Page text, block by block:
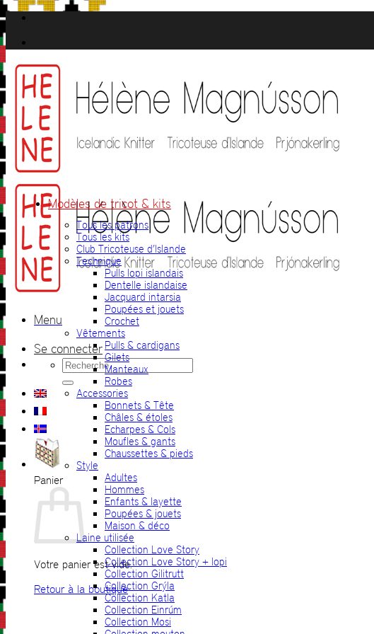
Passer
au
contenu
Menu
Se connecter
Recherche
pour :
Panier
Votre panier est vide.
Retour à la boutique
Modèles de tricot & kits
Tous les patrons
Tous les kits
Club Tricoteuse d’Islande
Technique
Pulls lopi islandais
Dentelle islandaise
Jacquard intarsia
Poupées et jouets
Crochet
Vêtements
Pulls & cardigans
Gilets
Manteaux
Robes
Accessories
Bonnets & Tête
Châles & étoles
Echarpes & Cols
Moufles & gants
Chaussettes & pieds
Style
Adultes
Hommes
Enfants & layette
Poupées & jouets
Maison & déco
Laine utilisée
Collection Love Story
Collection Love Story + lopi
Collection Gilitrutt
Collection Grýla
Collection Katla
Collection Einrúm
Collection Mosi